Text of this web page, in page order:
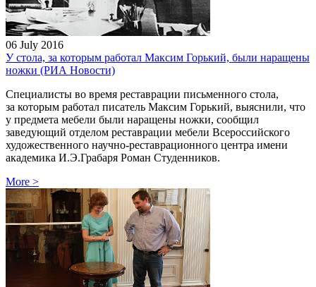
06 July 2016
У стола, за которым работал Максим Горький, были наращены
ножки (РИА Новости)
Специалисты во время реставрации письменного стола,
за которым работал писатель Максим Горький, выяснили, что
у предмета мебели были наращены ножки, сообщил
заведующий отделом реставрации мебели Всероссийского
художественного научно-реставрационного центра имени
академика И.Э.Грабаря Роман Студенников.
More >